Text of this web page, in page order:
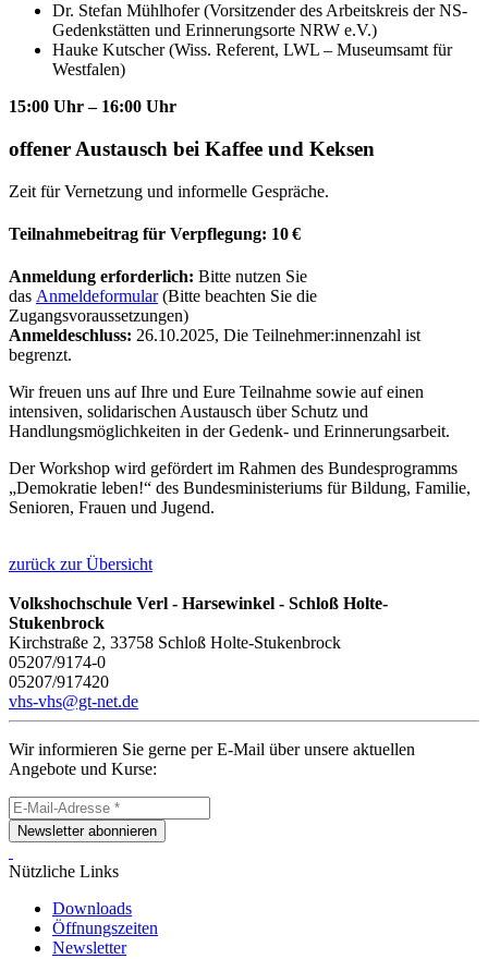
Dr. Stefan Mühlhofer (Vorsitzender des Arbeitskreis der NS-
Gedenkstätten und Erinnerungsorte NRW e.V.)
Hauke Kutscher (Wiss. Referent, LWL – Museumsamt für
Westfalen)
15:00 Uhr – 16:00 Uhr
offener Austausch bei Kaffee und Keksen
Zeit für Vernetzung und informelle Gespräche.
Teilnahmebeitrag für Verpflegung: 10 €
Anmeldung erforderlich: Bitte nutzen Sie
das Anmeldeformular(Bitte beachten Sie die
Zugangsvoraussetzungen)
Anmeldeschluss: 26.10.2025, Die Teilnehmer:innenzahl ist
begrenzt.
Wir freuen uns auf Ihre und Eure Teilnahme sowie auf einen
intensiven, solidarischen Austausch über Schutz und
Handlungsmöglichkeiten in der Gedenk- und Erinnerungsarbeit.
Der Workshop wird gefördert im Rahmen des Bundesprogramms
„Demokratie leben!“ des Bundesministeriums für Bildung, Familie,
Senioren, Frauen und Jugend.
zurück zur Übersicht
Volkshochschule Verl - Harsewinkel - Schloß Holte-
Stukenbrock
Kirchstraße 2, 33758 Schloß Holte-Stukenbrock
05207/9174-0
05207/917420
vhs-vhs@gt-net.de
Wir informieren Sie gerne per E-Mail über unsere aktuellen
Angebote und Kurse:
Newsletter abonnieren
Nützliche Links
Downloads
Öffnungszeiten
Newsletter